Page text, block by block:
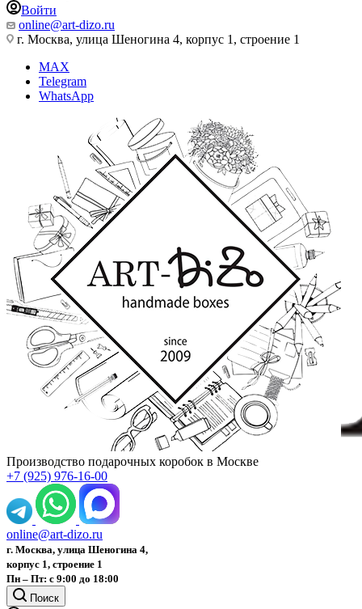
Войти
online@art-dizo.ru
г. Москва, улица Шеногина 4, корпус 1, строение 1
MAX
Telegram
WhatsApp
Производство подарочных коробок в Москве
+7 (925) 976-16-00
online@art-dizo.ru
г. Москва, улица Шеногина 4,
корпус 1, строение 1
Пн – Пт: с 9:00 до 18:00
Поиск